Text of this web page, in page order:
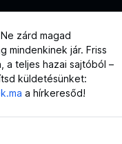
zárd magad
mindenkinek jár. Friss
a teljes hazai sajtóból –
küldetésünket:
a hírkeresőd!